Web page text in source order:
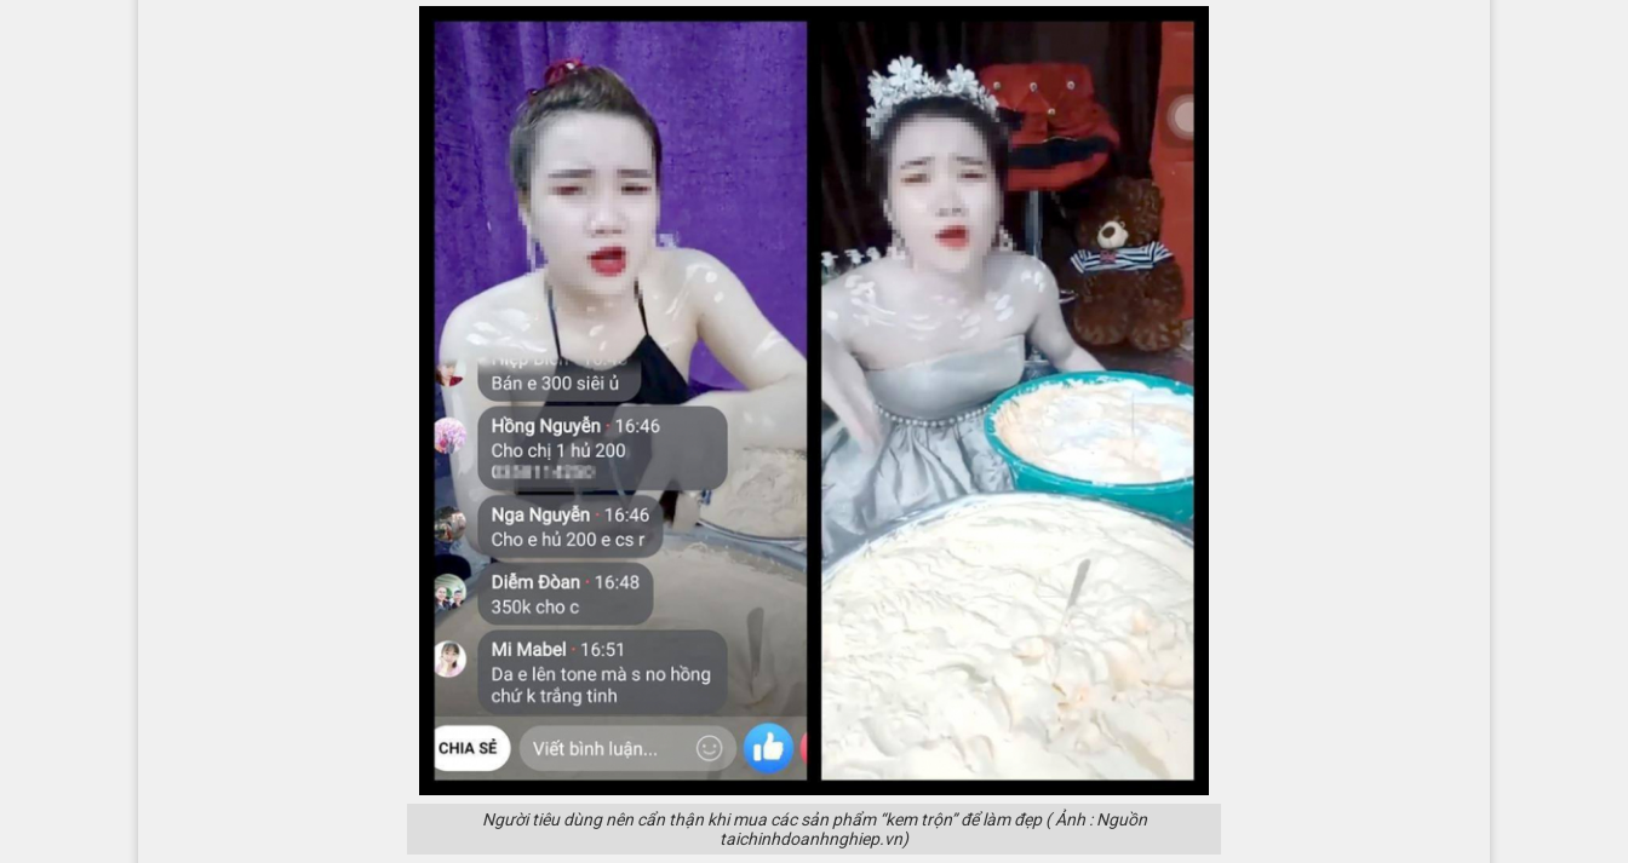
Người tiêu dùng nên cẩn thận khi mua các sản phẩm “kem trộn” để làm đẹp ( Ảnh : Nguồn
taichinhdoanhnghiep.vn)